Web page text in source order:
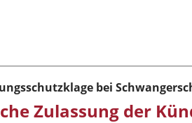
bei
Zulassung der